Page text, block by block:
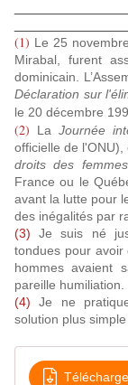
(1) Le 25
Mirabal, furent
dominicain.
Déclaration sur
le 20 décembre
(2) LaJournée
officielle de
droits des femmes
France ou le
avant la lutte pour
des inégalités par
(3) Je suis né
tondues pour avoir
hommes avaient
pareille humiliation.
(4)Je ne
solution plus